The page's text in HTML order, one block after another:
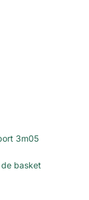
3m05
de basket